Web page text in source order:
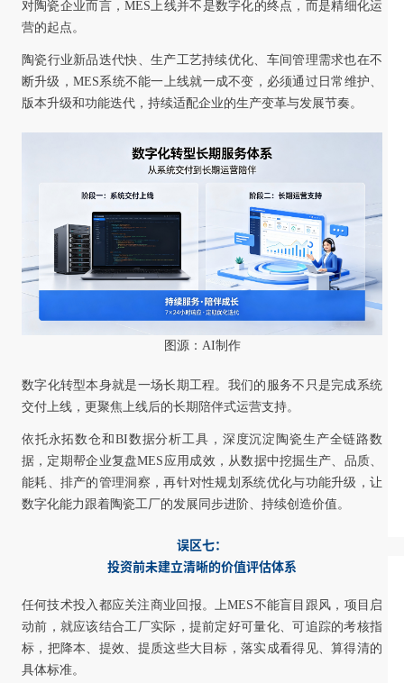
对陶瓷企业而言，MES上线并不是数字化的终点，而是精细化运
营的起点。
陶瓷行业新品迭代快、生产工艺持续优化、车间管理需求也在不
断升级，MES系统不能一上线就一成不变，必须通过日常维护、
版本升级和功能迭代，持续适配企业的生产变革与发展节奏。
图源：AI制作
数字化转型本身就是一场长期工程。我们的服务不只是完成系统
交付上线，更聚焦上线后的长期陪伴式运营支持。
依托永拓数仓和BI数据分析工具，深度沉淀陶瓷生产全链路数
据，定期帮企业复盘MES应用成效，从数据中挖掘生产、品质、
能耗、排产的管理洞察，再针对性规划系统优化与功能升级，让
数字化能力跟着陶瓷工厂的发展同步进阶、持续创造价值。
误区七：
投资前未建立清晰的价值评估体系
任何技术投入都应关注商业回报。上MES不能盲目跟风，项目启
动前，就应该结合工厂实际，提前定好可量化、可追踪的考核指
标，把降本、提效、提质这些大目标，落实成看得见、算得清的
具体标准。